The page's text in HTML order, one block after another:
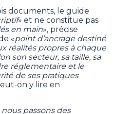
documents, le guide
» et ne constitue pas
en main», précise
«point d’ancrage destiné
réalités propres à chaque
son secteur, sa taille, sa
réglementaire et le
de ses pratiques
on y lire en
passons des